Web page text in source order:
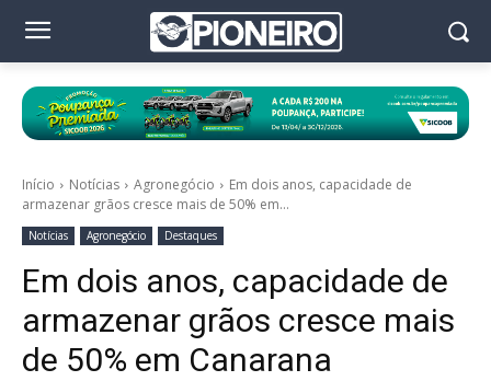
Início Notícias Agronegócio
Em dois anos, capacidade de
armazenar grãos cresce mais de 50% em...
Notícias Agronegócio Destaques
Em dois anos, capacidade de
armazenar grãos cresce mais
de 50% em Canarana